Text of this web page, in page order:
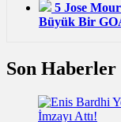
5 Jose
Büyük Bir
Son Haberler